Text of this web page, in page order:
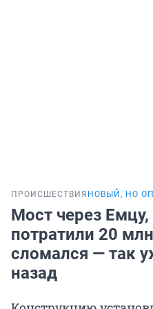
ПРОИСШЕСТВИЯ НОВЫЙ, НО
Мост через
потратили 20
сломался — так
назад